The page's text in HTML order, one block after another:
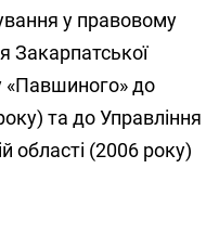
у правовому
Закарпатської
«Павшиного» до
та до Управління
області (2006 року)